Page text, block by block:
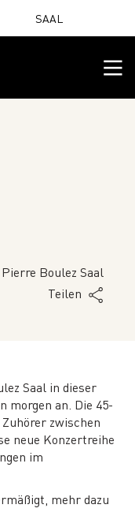
SAAL
Pierre Boulez Saal
Teilen
Saal in dieser
morgen an. Die 45-
zwischen
neue Konzertreihe
im
mehr dazu